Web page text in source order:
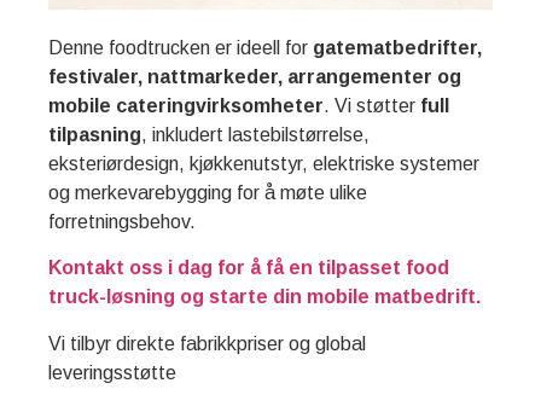
Denne foodtrucken er ideell for gatematbedrifter,
festivaler, nattmarkeder, arrangementer og
mobile cateringvirksomheter. Vi støtter full
tilpasning, inkludert lastebilstørrelse,
eksteriørdesign, kjøkkenutstyr, elektriske systemer
og merkevarebygging for å møte ulike
forretningsbehov.
Kontakt oss i dag for å få en tilpasset food
truck-løsning og starte din mobile matbedrift.
Vi tilbyr direkte fabrikkpriser og global
leveringsstøtte